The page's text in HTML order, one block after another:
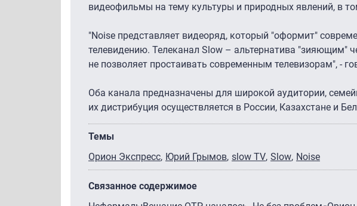
видеофильмы на тему культуры и природных явлений, в
"Noise представляет видеоряд, который "оформит"
телевидению. Телеканал Slow – альтернатива "зияющим"
не позволяет простаивать современным телевизорам", -
Оба канала предназначены для широкой аудитории,
их дистрибуция осуществляется в России, Казахстане и
Темы
Орион Экспресс Юрий Грымов slow TV Slow Noise
Связанное содержимое